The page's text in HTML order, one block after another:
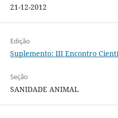
21-12-2012
Edição
Suplemento: III Encontro
Seção
SANIDADE ANIMAL